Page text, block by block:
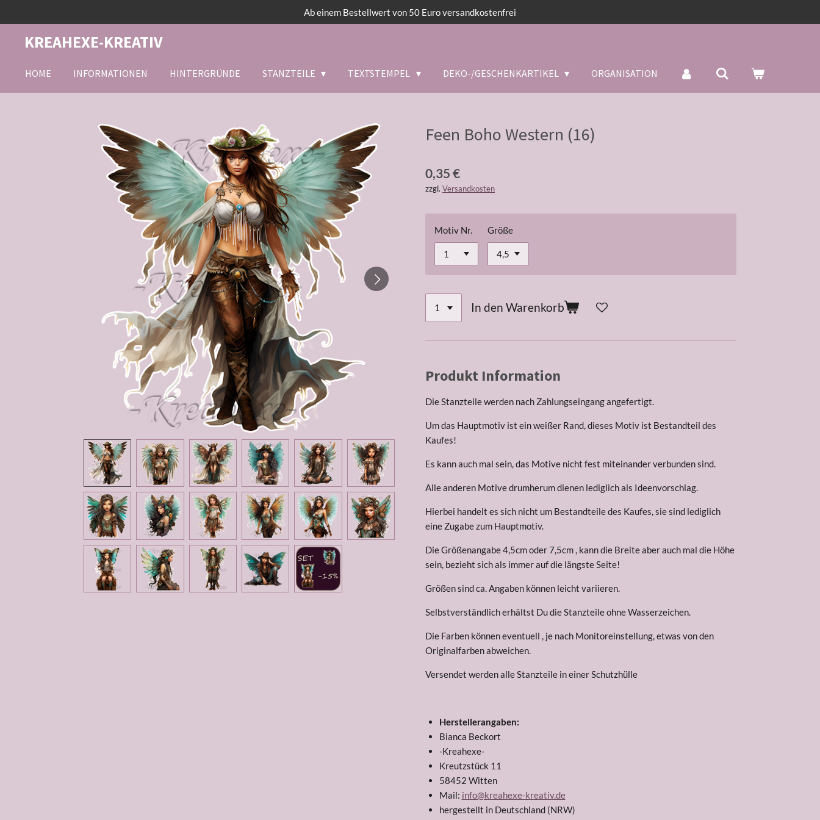
Hauptinhalt
springen
Ab einem Bestellwert von 50 Euro versandkostenfrei
KREAHEXE-KREATIV
HOME INFORMATIONEN HINTERGRÜNDE STANZTEILE TEXTSTEMPEL DEKO-/GESCHENKARTIKEL ORGANISATION
Feen Boho Western (16)
0,35 €
zzgl. Versandkosten
Motiv Nr. Größe
In den Warenkorb
Produkt Information
Die Stanzteile werden nach Zahlungseingang angefertigt.
Um das Hauptmotiv ist ein weißer Rand, dieses Motiv ist Bestandteil des
Kaufes!
Es kann auch mal sein, das Motive nicht fest miteinander verbunden sind.
Alle anderen Motive drumherum dienen lediglich als Ideenvorschlag.
Hierbei handelt es sich nicht um Bestandteile des Kaufes, sie sind lediglich
eine Zugabe zum Hauptmotiv.
Die Größenangabe 4,5cm oder 7,5cm , kann die Breite aber auch mal die Höhe
sein, bezieht sich als immer auf die längste Seite!
Größen sind ca. Angaben können leicht variieren.
Selbstverständlich erhältst Du die Stanzteile ohne Wasserzeichen.
Die Farben können eventuell , je nach Monitoreinstellung, etwas von den
Originalfarben abweichen.
Versendet werden alle Stanzteile in einer Schutzhülle
Herstellerangaben:
Bianca Beckort
-Kreahexe-
Kreutzstück 11
58452 Witten
Mail: info@kreahexe-kreativ.de
hergestellt in Deutschland (NRW)